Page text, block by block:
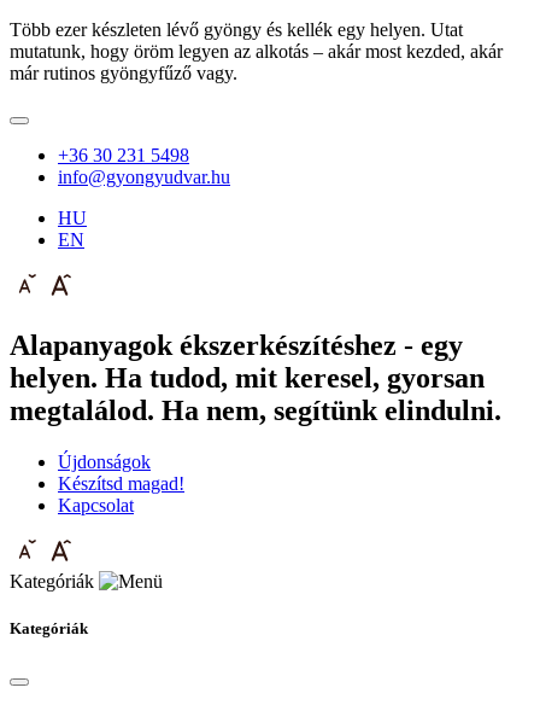
Több ezer készleten lévő gyöngy és kellék egy helyen. Utat
mutatunk, hogy öröm legyen az alkotás – akár most kezded, akár
már rutinos gyöngyfűző vagy.
+36 30 231 5498
info@gyongyudvar.hu
HU
EN
Alapanyagok ékszerkészítéshez - egy
helyen. Ha tudod, mit keresel, gyorsan
megtalálod. Ha nem, segítünk elindulni.
Újdonságok
Készítsd magad!
Kapcsolat
Kategóriák
Kategóriák